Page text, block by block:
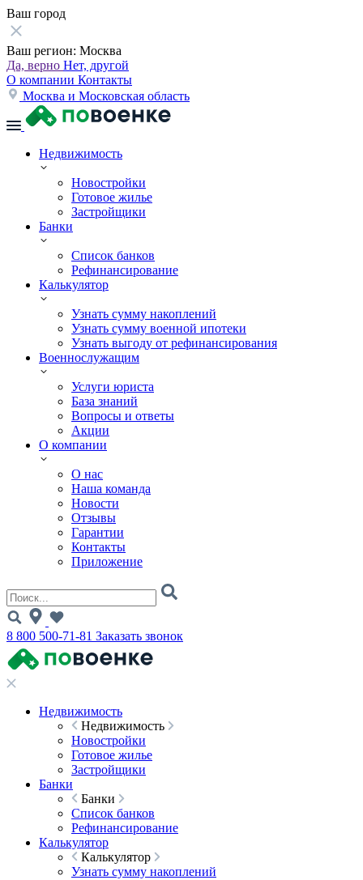
Ваш город
Ваш регион: Москва
Да, верно Нет, другой
О компании Контакты
Москва и Московская область
Недвижимость
Новостройки
Готовое жилье
Застройщики
Банки
Список банков
Рефинансирование
Калькулятор
Узнать сумму накоплений
Узнать сумму военной ипотеки
Узнать выгоду от рефинансирования
Военнослужащим
Услуги юриста
База знаний
Вопросы и ответы
Акции
О компании
О нас
Наша команда
Новости
Отзывы
Гарантии
Контакты
Приложение
8 800 500-71-81 Заказать звонок
Недвижимость
Недвижимость
Новостройки
Готовое жилье
Застройщики
Банки
Банки
Список банков
Рефинансирование
Калькулятор
Калькулятор
Узнать сумму накоплений